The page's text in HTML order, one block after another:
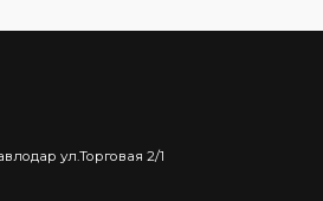
ул.Торговая 2/1